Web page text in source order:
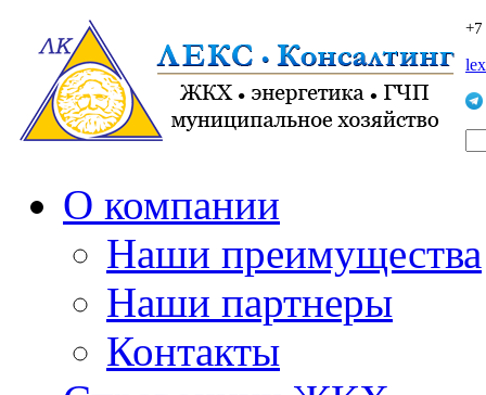
О компании
Наши преимущества
Наши партнеры
Контакты